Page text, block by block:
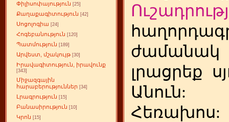
Փիլիսոփայություն [25]
Քաղաքագիտություն [42]
Սոցոլոգիա [24]
Հոգեբանություն [120]
Պատմություն [189]
Արվեստ, մշակույթ [30]
Իրավագիտություն, իրավունք
[343]
Միջազգային
հարաբերություններ [34]
Լրագրություն [15]
Բանասիրություն [10]
Կրոն [15]
ժամանակ
լրացրեք
Անուն:
Հեռախոս